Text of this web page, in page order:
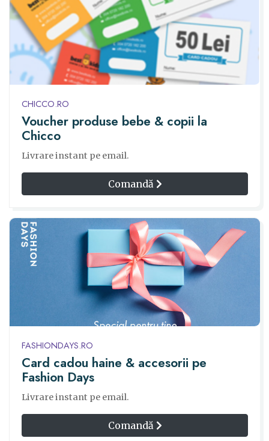
CHICCO.RO
Voucher produse bebe & copii la
Chicco
Livrare instant pe email.
Comandă
FASHIONDAYS.RO
Card cadou haine & accesorii pe
Fashion Days
Livrare instant pe email.
Comandă